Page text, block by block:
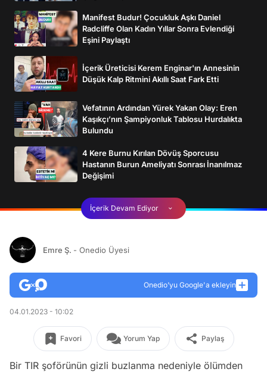
Manifest Budur! Çocukluk Aşkı Daniel
Radcliffe Olan Kadın Yıllar Sonra Evlendiği
Eşini Paylaştı
İçerik Üreticisi Kerem Enginar'ın Annesinin
Düşük Kalp Ritmini Akıllı Saat Fark Etti
Vefatının Ardından Yürek Yakan Olay: Eren
Kaşıkçı’nın Şampiyonluk Tablosu Hurdalıkta
Bulundu
4 Kere Burnu Kırılan Dövüş Sporcusu
Hastanın Burun Ameliyatı Sonrası İnanılmaz
Değişimi
İçerik Devam Ediyor
Emre Ş. - Onedio Üyesi
Onedio’yu Google'a ekleyin
04.01.2023 - 10:02
Favori Yorum Yap Paylaş
Bir TIR şoförünün gizli buzlanma nedeniyle ölümden